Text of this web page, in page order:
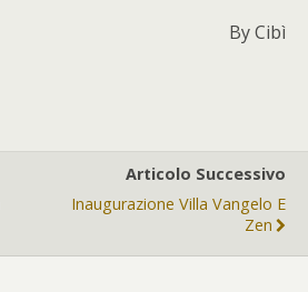
By Cibì
Articolo Successivo
Inaugurazione Villa Vangelo E
Zen